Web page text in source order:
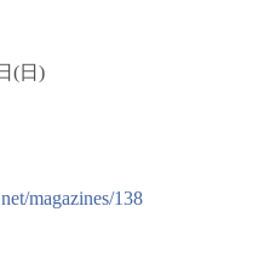
(日)
magazines/138